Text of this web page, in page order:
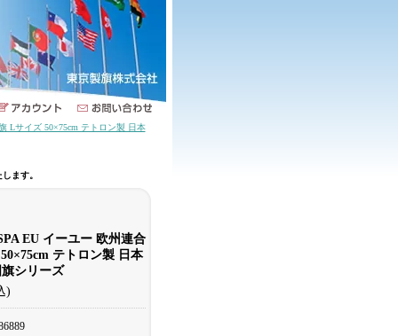
Lサイズ 50×75cm テトロン製 日本
ます。
EU イーユー 欧州連合
テトロン製 日本
シリーズ
)